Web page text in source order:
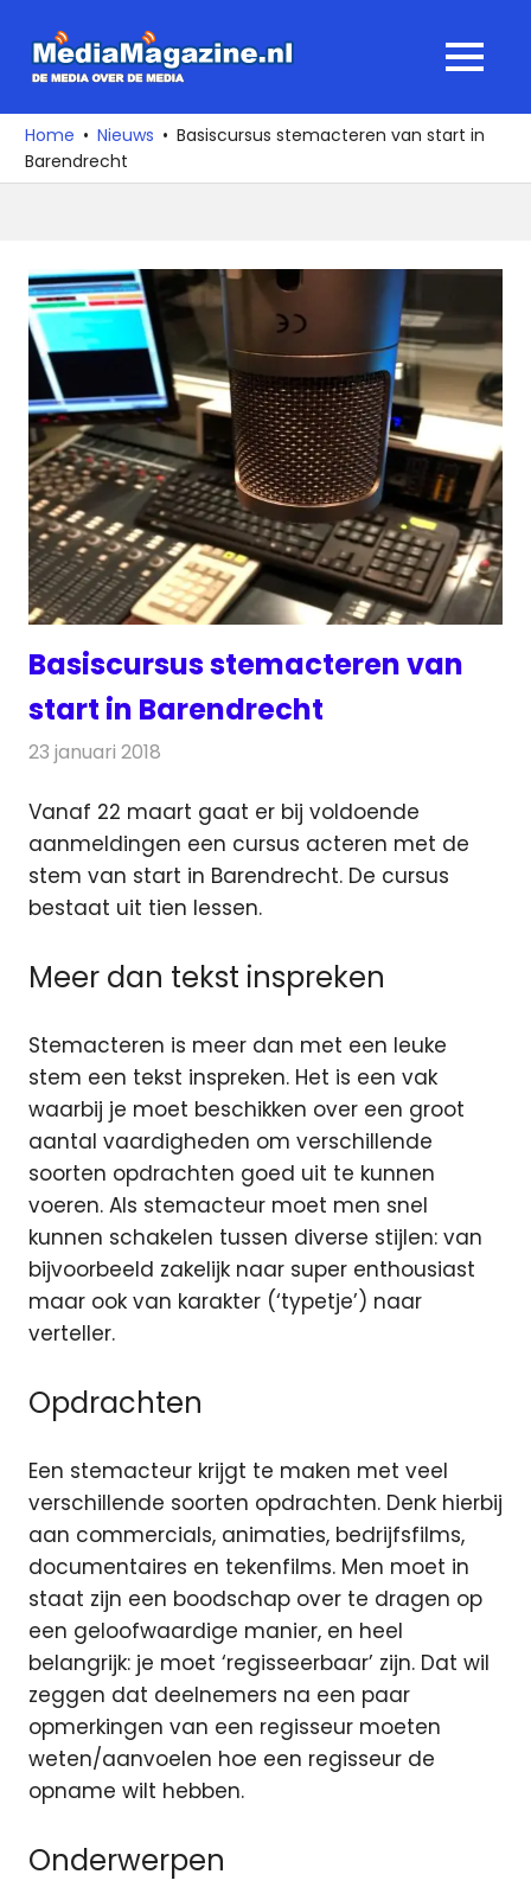
naar
media
over
de
MENU
Home Nieuws
Basiscursus stemacteren van start in
Barendrecht
Basiscursus stemacteren van
start in Barendrecht
23 januari 2018
Vanaf 22 maart gaat er bij voldoende
aanmeldingen een cursus acteren met de
stem van start in Barendrecht. De cursus
bestaat uit tien lessen.
Meer dan tekst inspreken
Stemacteren is meer dan met een leuke
stem een tekst inspreken. Het is een vak
waarbij je moet beschikken over een groot
aantal vaardigheden om verschillende
soorten opdrachten goed uit te kunnen
voeren. Als stemacteur moet men snel
kunnen schakelen tussen diverse stijlen: van
bijvoorbeeld zakelijk naar super enthousiast
maar ook van karakter (‘typetje’) naar
verteller.
Opdrachten
Een stemacteur krijgt te maken met veel
verschillende soorten opdrachten. Denk hierbij
aan commercials, animaties, bedrijfsfilms,
documentaires en tekenfilms. Men moet in
staat zijn een boodschap over te dragen op
een geloofwaardige manier, en heel
belangrijk: je moet ‘regisseerbaar’ zijn. Dat wil
zeggen dat deelnemers na een paar
opmerkingen van een regisseur moeten
weten/aanvoelen hoe een regisseur de
opname wilt hebben.
Onderwerpen